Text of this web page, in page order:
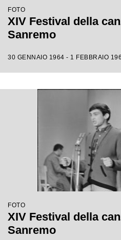
FOTO
XIV Festival della
Sanremo
30 GENNAIO 1964 - 1 FEBBRAIO
FOTO
XIV Festival della
Sanremo